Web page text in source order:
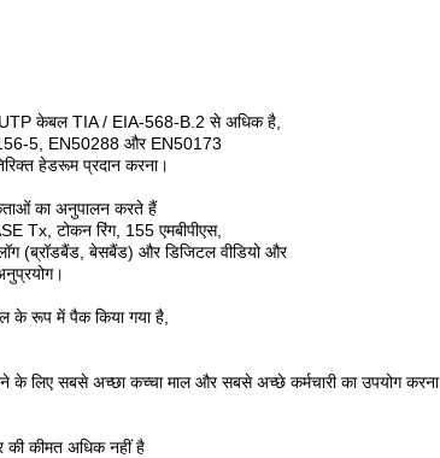
केबल TIA / EIA-568-B.2 से अधिक है,
5, EN50288 और EN50173
हेडरूम प्रदान करना।
का अनुपालन करते हैं
Tx, टोकन रिंग, 155 एमबीपीएस,
(ब्रॉडबैंड, बेसबैंड) और डिजिटल वीडियो और
के रूप में पैक किया गया है,
लिए सबसे अच्छा कच्चा माल और सबसे अच्छे कर्मचारी का उपयोग करना
कीमत अधिक नहीं है